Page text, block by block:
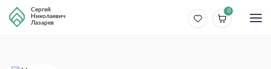
Сергей
Николаевич
Лазарев
0